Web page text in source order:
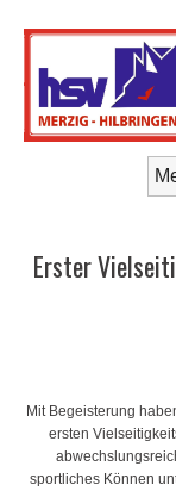
Erster
Mit Begeisterung
ersten
sportliches Können